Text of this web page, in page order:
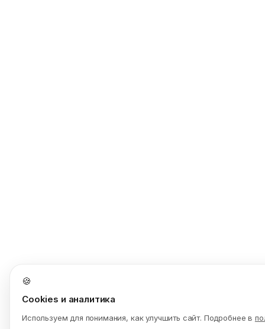
🍪
Cookies и аналитика
Используем для понимания, как улучшить сайт. Подробнее в